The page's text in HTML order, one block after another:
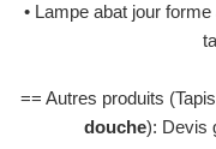
• Lampe abat jour
== Autres produits
douche): Devis